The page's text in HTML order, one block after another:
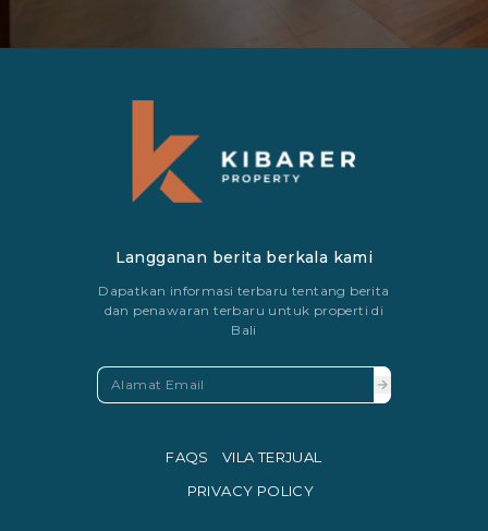
Langganan berita berkala kami
Dapatkan informasi terbaru tentang berita
dan penawaran terbaru untuk properti di
Bali
FAQS
VILA TERJUAL
PRIVACY POLICY